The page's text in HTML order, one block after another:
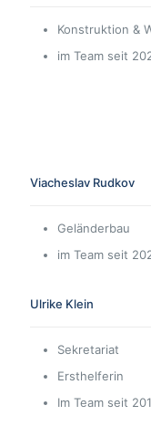
Konstruktion &
im Team seit
Viacheslav Rudkov
Geländerbau
im Team seit
Ulrike Klein
Sekretariat
Ersthelferin
Im Team seit